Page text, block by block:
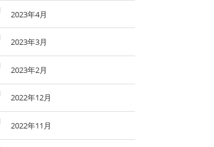
2023年4月
2023年3月
2023年2月
2022年12月
2022年11月